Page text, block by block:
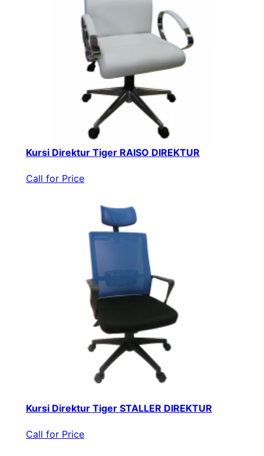
Kursi Direktur Tiger RAISO DIREKTUR
Call for Price
Kursi Direktur Tiger STALLER DIREKTUR
Call for Price